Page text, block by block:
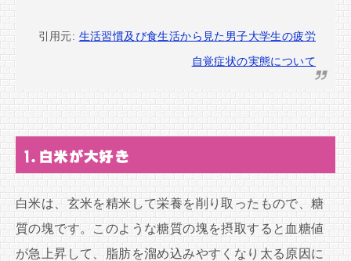
引用元: 生活習慣及び食生活から見た男子大学生の疲労
自覚症状の実態について
1.白米が大好き
白米は、玄米を精米して栄養を削り取ったもので、糖
質の塊です。このような糖質の塊を摂取すると血糖値
が急上昇して、脂肪を溜め込みやすくなり太る原因に